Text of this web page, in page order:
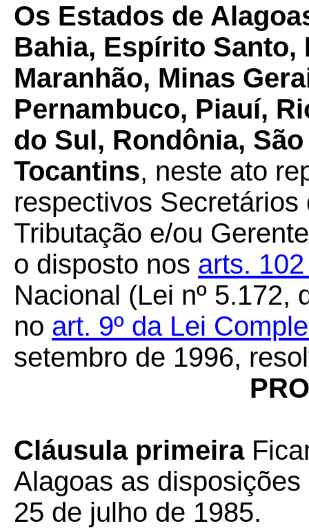
Os Estados de
Bahia, Espírito Santo,
Maranhão, Minas
Pernambuco, Piauí,
do Sul, Rondônia,
Tocantins, neste ato
respectivos
Tributação e/ou
o disposto nos arts.
Nacional (Lei nº 5.172,
no art. 9º da Lei
setembro de 1996,
Cláusula primeira
Alagoas as
25 de julho de 1985.